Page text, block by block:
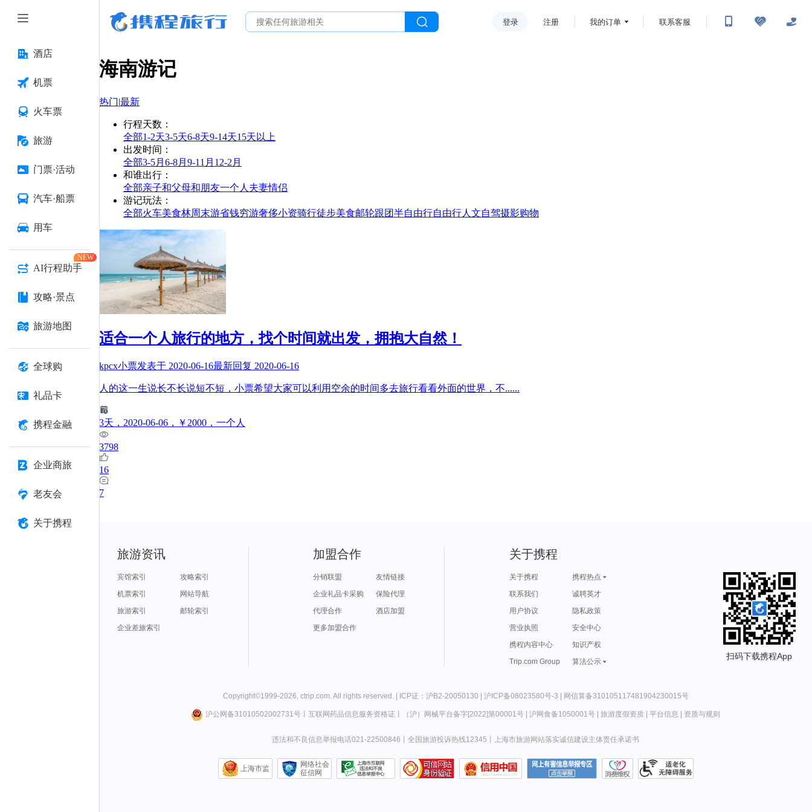
酒店
机票
火车票
旅游
门票·活动
汽车·船票
用车
AI行程助手
NEW
攻略·景点
旅游地图
全球购
礼品卡
携程金融
企业商旅
老友会
关于携程
登录 注册 我的订单 联系客服
海南游记
热门|最新
行程天数 ：
全部1-2天3-5天6-8天9-14天15天以上
出发时间 ：
全部3-5月 6-8月 9-11月 12-2月
和谁出行 ：
全部亲子和父母和朋友一个人 夫妻情侣
游记玩法 ：
全部火车美食林周末游省钱穷游奢侈小资骑行徒步美食邮轮跟团半自由行自由行人文自驾摄影购物
适合一个人旅行的地方，找个时间就出发，拥抱大自然！
kpcx小票发表于 2020-06-16最新回复 2020-06-16
人的这一生说长不长说短不短，小票希望大家可以利用空余的时间多去旅行看看外面的世界，不......
3天 ，2020-06-06 ，￥2000 ，一个人
3798
16
7
旅游资讯
宾馆索引
攻略索引
机票索引
网站导航
旅游索引
邮轮索引
企业差旅索引
加盟合作
分销联盟
友情链接
企业礼品卡采购
保险代理
代理合作
酒店加盟
更多加盟合作
关于携程
关于携程
携程热点
联系我们
诚聘英才
用户协议
隐私政策
营业执照
安全中心
携程内容中心
知识产权
Trip.com Group
算法公示
扫码下载携程App
Copyright©1999-2026 ctrip.com . All rights reserved. | ICP证：沪B2-20050130 | 沪ICP备08023580号-3 | 网信算备310105117481904230015号
沪公网备31010502002731号丨 互联网药品信息服务资格证 （沪）网械平台备字[2022]第00001号| 沪网食备1050001号| 旅游度假资质| 平台信息 | 资质与规则
违法和不良信息举报电话021-22500846 全国旅游投诉热线12345 上海市旅游网站落实诚信建设主体责任承诺书
上海市监
网络社会
征信网